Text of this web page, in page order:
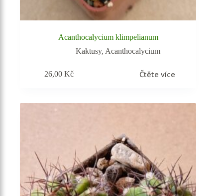
Acanthocalycium klimpelianum
Kaktusy, Acanthocalycium
26,00Kč Čtěte více